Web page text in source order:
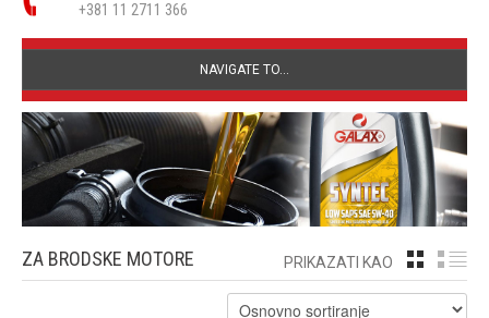
+381 11 2711 366
NAVIGATE TO...
ZA BRODSKE MOTORE PRIKAZATI KAO GRID